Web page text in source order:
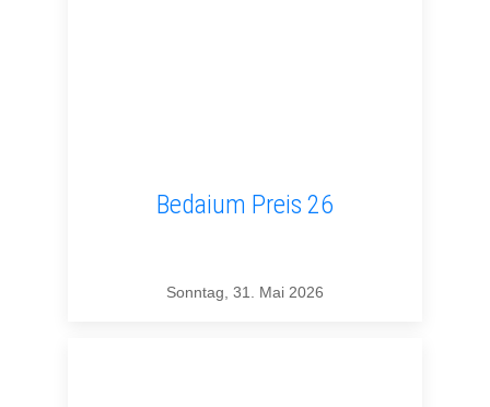
Bedaium Preis 26
Sonntag, 31. Mai 2026